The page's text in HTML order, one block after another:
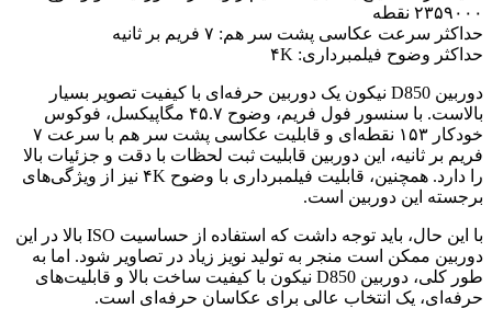
۲۳۵۹۰۰۰ نقطه
حداکثر سرعت عکاسی پشت سر هم: ۷ فریم بر ثانیه
حداکثر وضوح فیلمبرداری: ۴K
دوربین D850 نیکون یک دوربین حرفه‌ای با کیفیت تصویر بسیار
بالاست. با سنسور فول فریم، وضوح ۴۵.۷ مگاپیکسل، فوکوس
خودکار ۱۵۳ نقطه‌ای و قابلیت عکاسی پشت سر هم با سرعت ۷
فریم بر ثانیه، این دوربین قابلیت ثبت لحظات با دقت و جزئیات بالا
را دارد. همچنین، قابلیت فیلمبرداری با وضوح ۴K نیز از ویژگی‌های
برجسته این دوربین است.
با این حال، باید توجه داشت که استفاده از حساسیت ISO بالا در این
دوربین ممکن است منجر به تولید نویز زیاد در تصاویر شود. اما به
طور کلی، دوربین D850 نیکون با کیفیت ساخت بالا و قابلیت‌های
حرفه‌ای، یک انتخاب عالی برای عکاسان حرفه‌ای است.